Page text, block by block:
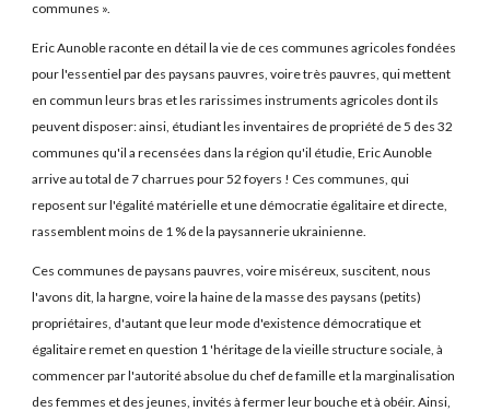
communes ».
Eric Aunoble raconte en détail la vie de ces communes agricoles fondées
pour l'essentiel par des paysans pauvres, voire très pauvres, qui mettent
en commun leurs bras et les rarissimes instruments agricoles dont ils
peuvent disposer: ainsi, étudiant les inventaires de propriété de 5 des 32
communes qu'il a recensées dans la région qu'il étudie, Eric Aunoble
arrive au total de 7 charrues pour 52 foyers ! Ces communes, qui
reposent sur l'égalité matérielle et une démocratie égalitaire et directe,
rassemblent moins de 1 % de la paysannerie ukrainienne.
Ces communes de paysans pauvres, voire miséreux, suscitent, nous
l'avons dit, la hargne, voire la haine de la masse des paysans (petits)
propriétaires, d'autant que leur mode d'existence démocratique et
égalitaire remet en question 1 'héritage de la vieille structure sociale, à
commencer par l'autorité absolue du chef de famille et la marginalisation
des femmes et des jeunes, invités à fermer leur bouche et à obéir. Ainsi,